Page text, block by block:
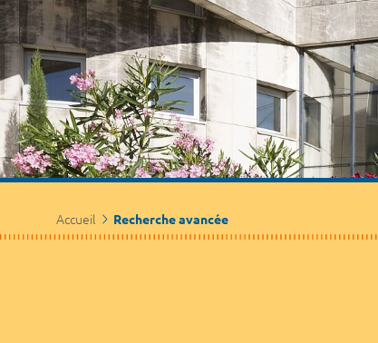
Accueil Recherche avancée